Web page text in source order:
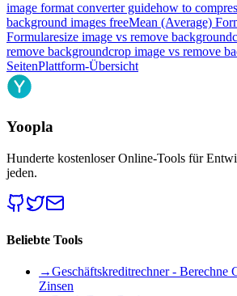
image format converter guidehow to
background images freeMean (Average)
Formularesize image vs remove background
remove backgroundcrop image vs remove
SeitenPlattform-Übersicht
Yoopla
Hunderte kostenloser Online-Tools für
jeden.
Beliebte Tools
→Geschäftskreditrechner - Berechne
Zinsen